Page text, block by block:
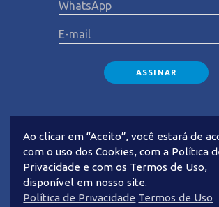
Privacidade Termos de
Ao clicar em “Aceito”, você estará de
com o uso dos Cookies, com a Política
Privacidade e com os Termos de Uso,
disponível em nosso site.
Política de Privacidade Termos de Uso